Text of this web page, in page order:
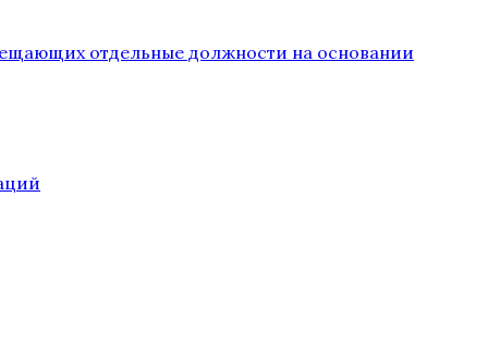
отдельные должности на основании